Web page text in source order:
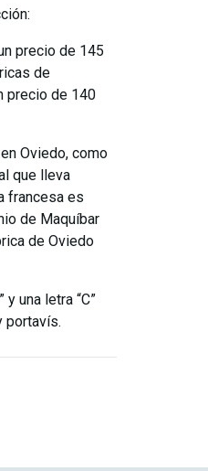
precio de 145
de
precio de 140
Oviedo, como
que lleva
francesa es
de Maquíbar
de Oviedo
una letra “C”
portavís.